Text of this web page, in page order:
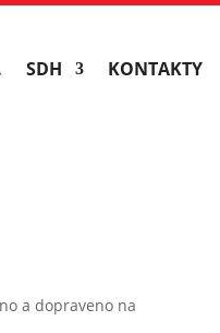
SDH KONTAKTY
a dopraveno na